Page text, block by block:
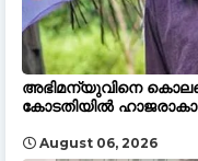
അഭിമന്യുവിനെ
കോടതിയിൽ
August 06, 2026